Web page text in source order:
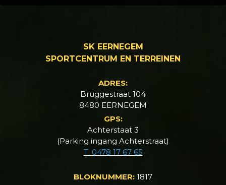
SK EERNEGEM
SPORTCENTRUM EN TERREINEN
ADRES:
Bruggestraat 104
8480 EERNEGEM
GPS:
Achterstaat 3
(Parking ingang Achterstraat)
T. 0478 17 67 65
BLOKNUMMER: 1817